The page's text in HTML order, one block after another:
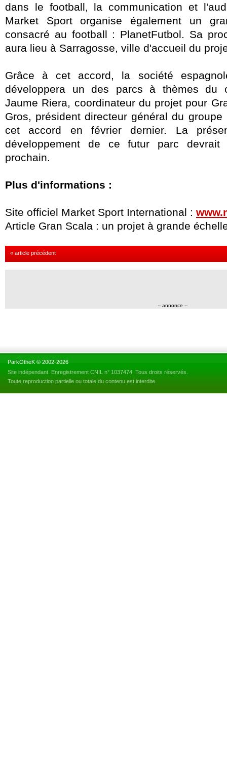
dans le football, la communication et
Market Sport organise également un
consacré au football : PlanetFutbol. Sa
aura lieu à Sarragosse, ville d'accueil du
Grâce à cet accord, la société
développera un des parcs à thèmes du
Jaume Riera, coordinateur du projet pour
Gros, président directeur général du
cet accord en février dernier. La
développement de ce futur parc
prochain.
Plus d'informations :
Site officiel Market Sport International :
Article Gran Scala : un projet à grande
« article précédent
-- annonce --
ParkOtheK © 2002-2026
Site indépendant. Enregistrement CNIL n° 1037474. Tous droits réservés.
Toute reproduction partielle ou totale du contenu est interdite.